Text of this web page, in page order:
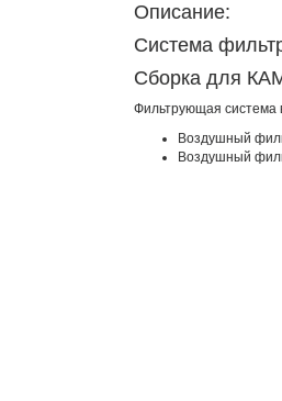
Описание:
Система
Сборка для
Фильтрующая система
Воздушный
Воздушный